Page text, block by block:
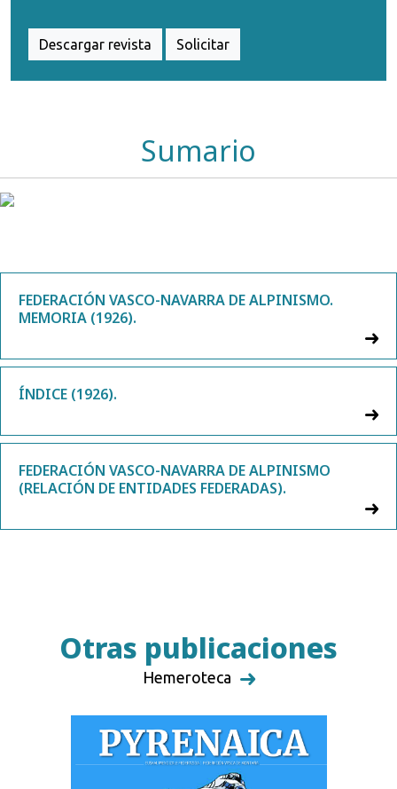
Descargar revista Solicitar
Sumario
FEDERACIÓN VASCO-NAVARRA DE ALPINISMO.
MEMORIA (1926).
ÍNDICE (1926).
FEDERACIÓN VASCO-NAVARRA DE ALPINISMO
(RELACIÓN DE ENTIDADES FEDERADAS).
Otras publicaciones
Hemeroteca